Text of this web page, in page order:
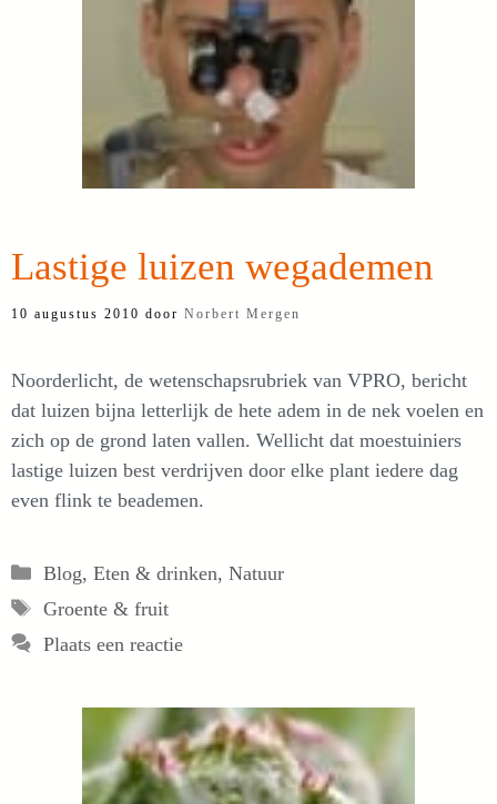
Lastige luizen wegademen
10 augustus 2010 door Norbert Mergen
Noorderlicht, de wetenschapsrubriek van VPRO, bericht
dat luizen bijna letterlijk de hete adem in de nek voelen en
zich op de grond laten vallen. Wellicht dat moestuiniers
lastige luizen best verdrijven door elke plant iedere dag
even flink te beademen.
Categorieën
Blog, Eten & drinken, Natuur
Tags
Groente & fruit
Plaats een reactie